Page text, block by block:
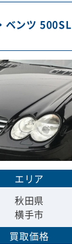
ベンツ 500SL
エリア
秋田県
横手市
買取価格